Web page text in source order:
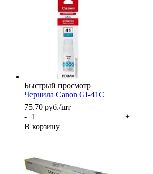
Быстрый просмотр
Чернила Canon GI-41C
75.70 руб./шт
-
+
В корзину